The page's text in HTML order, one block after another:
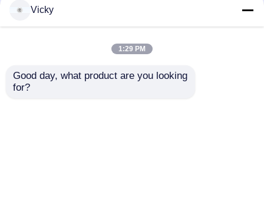
Z/N Máquina de toallas
pegamento Revinder de
de la velocidad de la
máquina 4-11kw del
Vicky
1:29 PM
Good day, what product are you looking
for?